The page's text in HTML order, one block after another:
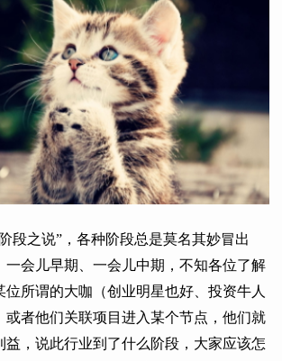
段之说”，各种阶段总是莫名其妙冒出
一会儿早期、一会儿中期，不知各位了解
位所谓的大咖（创业明星也好、投资牛人
或者他们关联项目进入某个节点，他们就
益，说此行业到了什么阶段，大家应该怎